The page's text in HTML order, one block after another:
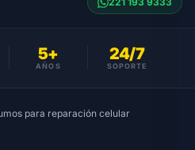
5+
AÑOS
24/7
SOPORTE
para reparación celular